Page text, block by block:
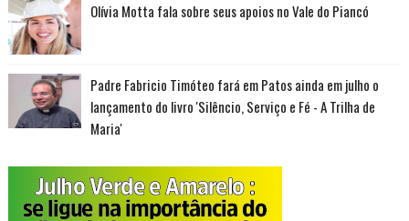
Olívia Motta fala sobre seus apoios no Vale do Piancó
Padre Fabricio Timóteo fará em Patos ainda em julho o
lançamento do livro 'Silêncio, Serviço e Fé - A Trilha de
Maria'